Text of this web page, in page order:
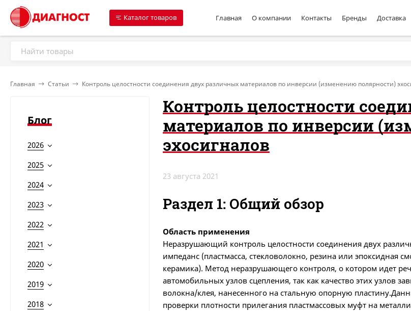
Каталог товаров Главная О компании Контакты Бренды Доставка
Главная Статьи Контроль целостности соединения двух различных материалов по инверсии (изменению полярности)
Контроль целостности
материалов по инверсии
эхосигналов
23 августа 2021
Раздел 1: Общий обзор
Область применения
Неразрушающий контроль целостности соединения двух
импеданс (пластмасса, стекловолокно, резина или эпоксидная
керамика). Метод неразрушающего контроля, о котором идет
автомобильных узлов сцепления, так как качество этих узлов
волокна/клея, нанесенного на стальную опорную
проверки плотности прилегания пластмассовых муфт на
Блог
2026
2025
2024
2023
2022
2021
2020
2019
2018